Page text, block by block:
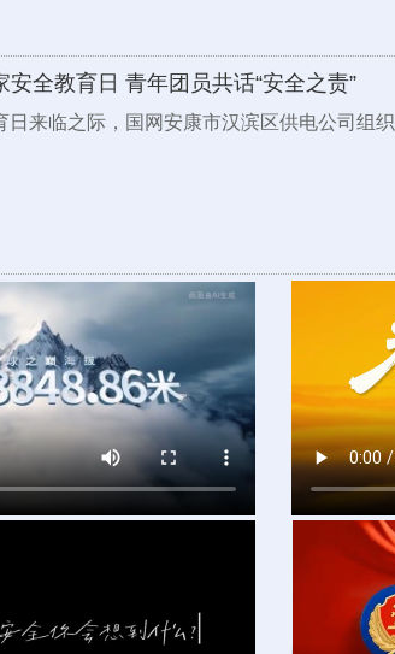
全教育日 青年团员共话“安全之责”
来临之际，国网安康市汉滨区供电公司组